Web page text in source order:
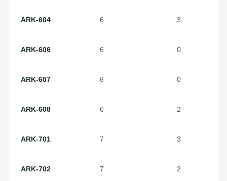
ARK-604 6 3
ARK-606 6 0
ARK-607 6 0
ARK-608 6 2
ARK-701 7 3
ARK-702 7 2